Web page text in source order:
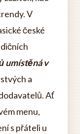
V
české
umístěná v
a
Ať
menu,
s přáteli u